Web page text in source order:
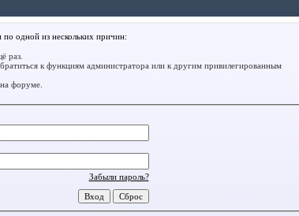
одной из нескольких причин:
раз.
к функциям администратора или к другим привилегированным
форуме.
Забыли пароль?